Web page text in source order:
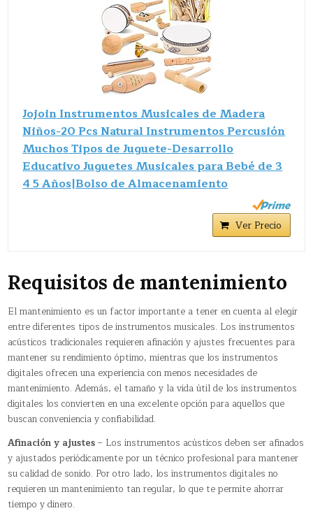
Jojoin Instrumentos Musicales de Madera
Niños-20 Pcs Natural Instrumentos Percusión
Muchos Tipos de Juguete-Desarrollo
Educativo Juguetes Musicales para Bebé de 3
4 5 Años|Bolso de Almacenamiento
Ver Precio
Requisitos de mantenimiento
El mantenimiento es un factor importante a tener en cuenta al elegir
entre diferentes tipos de instrumentos musicales. Los instrumentos
acústicos tradicionales requieren afinación y ajustes frecuentes para
mantener su rendimiento óptimo, mientras que los instrumentos
digitales ofrecen una experiencia con menos necesidades de
mantenimiento. Además, el tamaño y la vida útil de los instrumentos
digitales los convierten en una excelente opción para aquellos que
buscan conveniencia y confiabilidad.
Afinación y ajustes– Los instrumentos acústicos deben ser afinados
y ajustados periódicamente por un técnico profesional para mantener
su calidad de sonido. Por otro lado, los instrumentos digitales no
requieren un mantenimiento tan regular, lo que te permite ahorrar
tiempo y dinero.